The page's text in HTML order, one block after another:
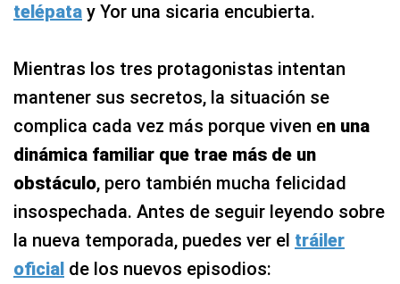
telépata y Yor una sicaria encubierta.
Mientras los tres protagonistas intentan
mantener sus secretos, la situación se
complica cada vez más porque viven en una
dinámica familiar que trae más de un
obstáculo, pero también mucha felicidad
insospechada. Antes de seguir leyendo sobre
la nueva temporada, puedes ver el tráiler
oficial de los nuevos episodios: